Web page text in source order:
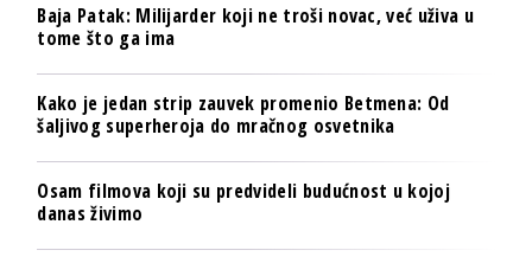
Baja Patak: Milijarder koji ne troši novac, već uživa u
tome što ga ima
Kako je jedan strip zauvek promenio Betmena: Od
šaljivog superheroja do mračnog osvetnika
Osam filmova koji su predvideli budućnost u kojoj
danas živimo